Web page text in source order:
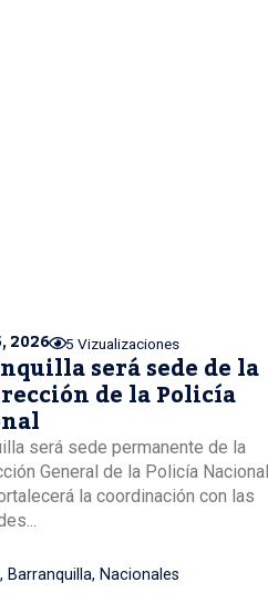
2026 5 Vizualizaciones
será sede de la
de la Policía
será sede permanente de la
General de la Policía
la coordinación con las
, Barranquilla, Nacionales